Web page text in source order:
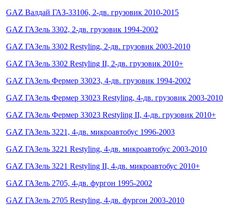
GAZ Валдай ГАЗ-33106, 2-дв. грузовик 2010-2015
GAZ ГАЗель 3302, 2-дв. грузовик 1994-2002
GAZ ГАЗель 3302 Restyling, 2-дв. грузовик 2003-2010
GAZ ГАЗель 3302 Restyling II, 2-дв. грузовик 2010+
GAZ ГАЗель Фермер 33023, 4-дв. грузовик 1994-2002
GAZ ГАЗель Фермер 33023 Restyling, 4-дв. грузовик 2003-2010
GAZ ГАЗель Фермер 33023 Restyling II, 4-дв. грузовик 2010+
GAZ ГАЗель 3221, 4-дв. микроавтобус 1996-2003
GAZ ГАЗель 3221 Restyling, 4-дв. микроавтобус 2003-2010
GAZ ГАЗель 3221 Restyling II, 4-дв. микроавтобус 2010+
GAZ ГАЗель 2705, 4-дв. фургон 1995-2002
GAZ ГАЗель 2705 Restyling, 4-дв. фургон 2003-2010